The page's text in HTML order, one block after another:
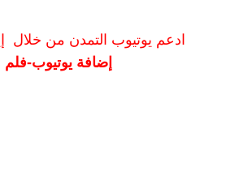
ادعم يوتيوب التمدن من خلال
إضافة يوتيوب-